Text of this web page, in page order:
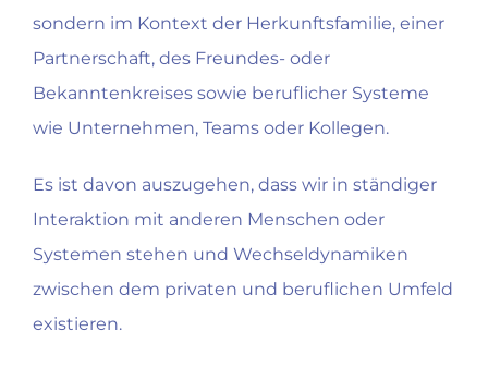
sondern im Kontext der Herkunftsfamilie, einer
Partnerschaft, des Freundes- oder
Bekanntenkreises sowie beruflicher Systeme
wie Unternehmen, Teams oder Kollegen.
Es ist davon auszugehen, dass wir in ständiger
Interaktion mit anderen Menschen oder
Systemen stehen und Wechseldynamiken
zwischen dem privaten und beruflichen Umfeld
existieren.